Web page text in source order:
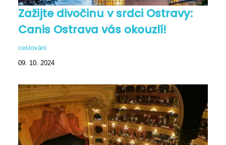
Zažijte divočinu v srdci Ostravy:
Canis Ostrava vás okouzlí!
cestování
09. 10. 2024